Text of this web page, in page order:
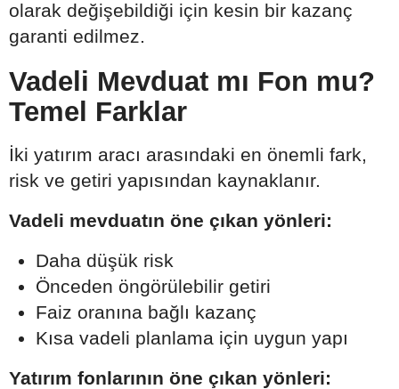
olarak değişebildiği için kesin bir kazanç
garanti edilmez.
Vadeli Mevduat mı Fon mu?
Temel Farklar
İki yatırım aracı arasındaki en önemli fark,
risk ve getiri yapısından kaynaklanır.
Vadeli mevduatın öne çıkan yönleri:
Daha düşük risk
Önceden öngörülebilir getiri
Faiz oranına bağlı kazanç
Kısa vadeli planlama için uygun yapı
Yatırım fonlarının öne çıkan yönleri: